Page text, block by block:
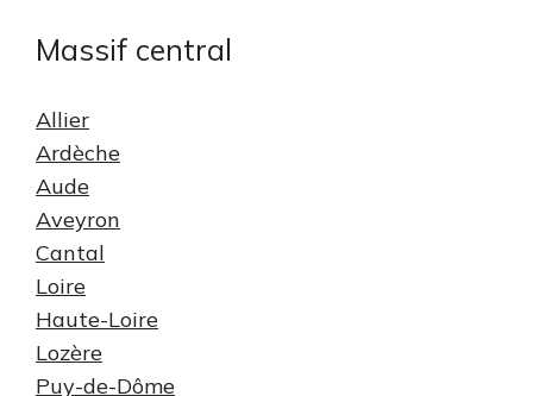
Massif central
Allier
Ardèche
Aude
Aveyron
Cantal
Loire
Haute-Loire
Lozère
Puy-de-Dôme